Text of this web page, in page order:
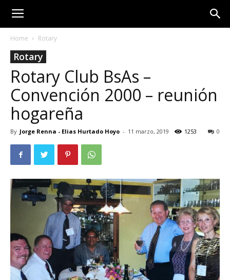
Home Rotary
Rotary
Rotary Club BsAs –
Convención 2000 – reunión
hogareña
By Jorge Renna - Elias Hurtado Hoyo - 11 marzo, 2019 0
1253